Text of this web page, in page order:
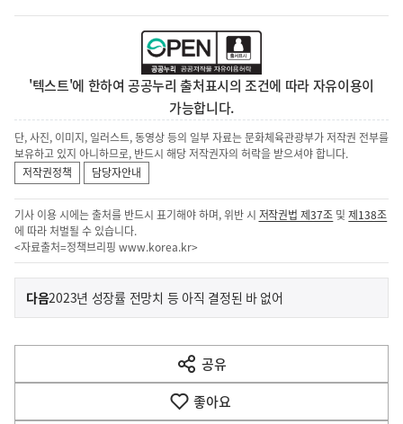
'텍스트'에 한하여 공공누리 출처표시의 조건에 따라 자유이용이
가능합니다.
단, 사진, 이미지, 일러스트, 동영상 등의 일부 자료는 문화체육관광부가 저작권 전부를
보유하고 있지 아니하므로, 반드시 해당 저작권자의 허락을 받으셔야 합니다.
저작권정책
담당자안내
기사 이용 시에는 출처를 반드시 표기해야 하며, 위반 시 저작권법 제37조 및제138조
에 따라 처벌될 수 있습니다.
<자료출처=정책브리핑 www.korea.kr>
이
전
다
음
다음기
사
2023년 성장률 전망치 등 아직 결정된 바 없어
공유
열
기
좋아요